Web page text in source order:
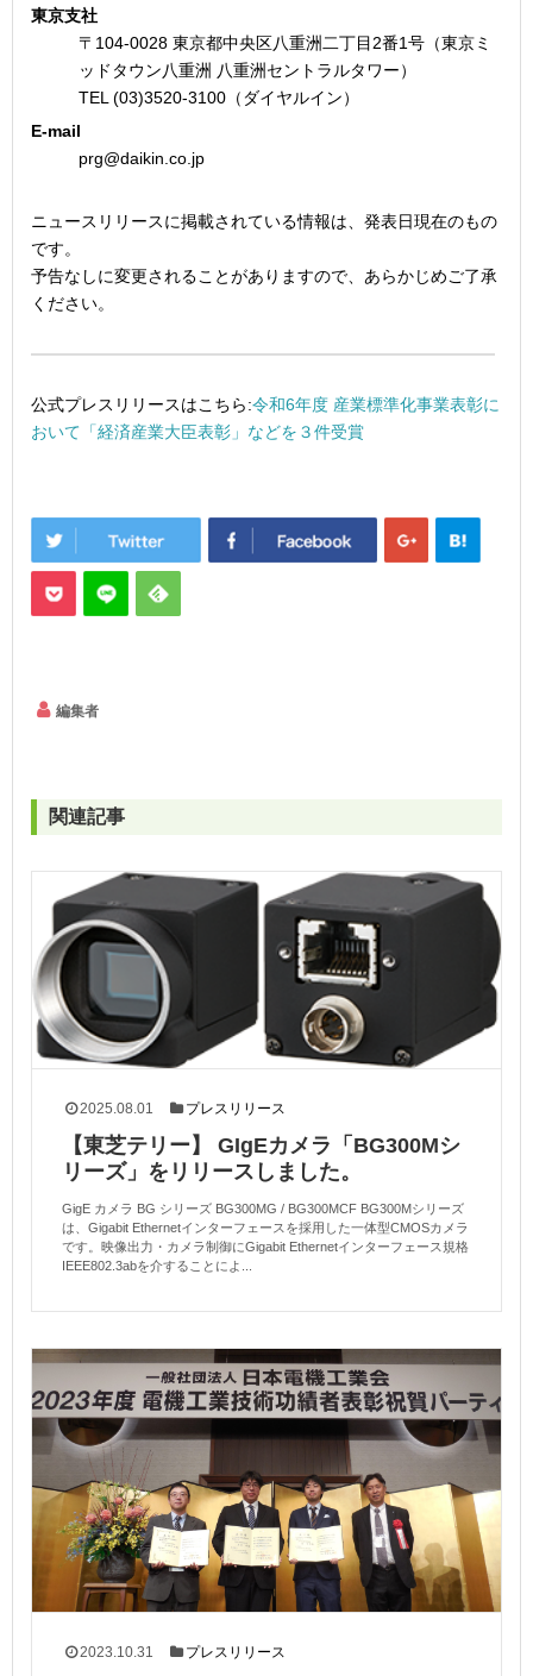
東京支社
〒104-0028 東京都中央区八重洲二丁目2番1号（東京ミ
ッドタウン八重洲 八重洲セントラルタワー）
TEL (03)3520-3100（ダイヤルイン）
E-mail
prg@daikin.co.jp
ニュースリリースに掲載されている情報は、発表日現在のもの
です。
予告なしに変更されることがありますので、あらかじめご了承
ください。
公式プレスリリースはこちら:令和6年度 産業標準化事業表彰に
おいて「経済産業大臣表彰」などを３件受賞
編集者
関連記事
2025.08.01 プレスリリース
【東芝テリー】 GIgEカメラ「BG300Mシ
リーズ」をリリースしました。
GigE カメラ BG シリーズ BG300MG / BG300MCF BG300Mシリーズ
は、Gigabit Ethernetインターフェースを採用した一体型CMOSカメラ
です。映像出力・カメラ制御にGigabit Ethernetインターフェース規格
IEEE802.3abを介することによ...
2023.10.31 プレスリリース